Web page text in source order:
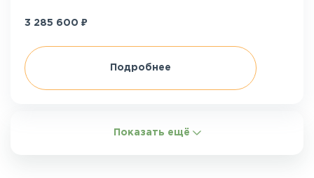
3 285 600 ₽
Подробнее
Показать ещё